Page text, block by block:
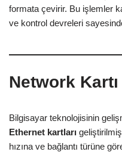
formata çevirir. Bu işlemler
ve kontrol devreleri
Network
Bilgisayar teknolojisinin
Ethernet kartları
hızına ve bağlantı türüne göre